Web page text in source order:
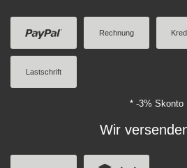
Rechnung
Lastschrift
* -3% Skonto
Wir